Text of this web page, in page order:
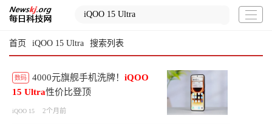
首页 iQOO 15 Ultra 搜索列表
数码 4000元旗舰手机洗牌！ iQOO
15 Ultra性价比登顶
iQOO 15 2个月前